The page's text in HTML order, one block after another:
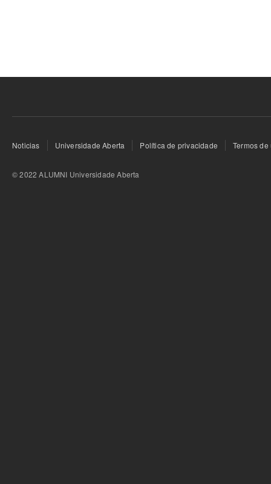
Noticias Universidade Aberta Política de privacidade Termos
© 2022 ALUMNI Universidade Aberta